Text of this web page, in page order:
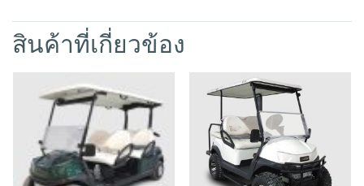
สินค้าที่เกี่ยวข้อง